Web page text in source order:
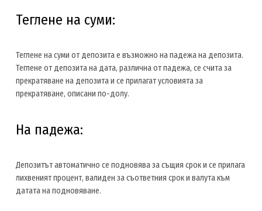
Теглене на суми:
Теглене на суми от депозита е възможно на падежа на депозита.
Теглене от депозита на дата, различна от падежа, се счита за
прекратяване на депозита и се прилагат условията за
прекратяване, описани по-долу.
На падежа:
Депозитът автоматично се подновява за същия срок и се прилага
лихвеният процент, валиден за съответния срок и валута към
датата на подновяване.